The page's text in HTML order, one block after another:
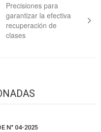
Precisiones para
garantizar la efectiva
recuperación de
clases
N° 04-2025